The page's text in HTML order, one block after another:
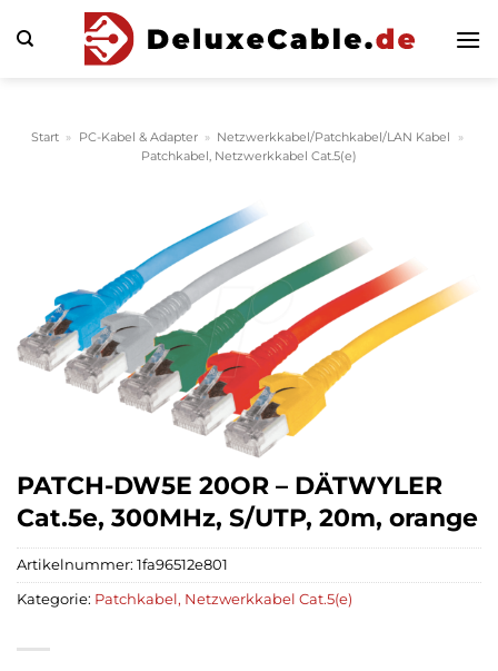
Inhalt
Start » PC-Kabel & Adapter » Netzwerkkabel/Patchkabel/LAN Kabel
»
Patchkabel, Netzwerkkabel Cat.5(e)
PATCH-DW5E 20OR – DÄTWYLER
Cat.5e, 300MHz, S/UTP, 20m, orange
Artikelnummer: 1fa96512e801
Kategorie: Patchkabel, Netzwerkkabel Cat.5(e)